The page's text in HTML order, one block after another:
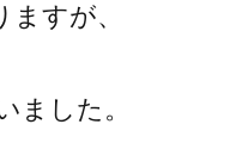
すが、
ました。